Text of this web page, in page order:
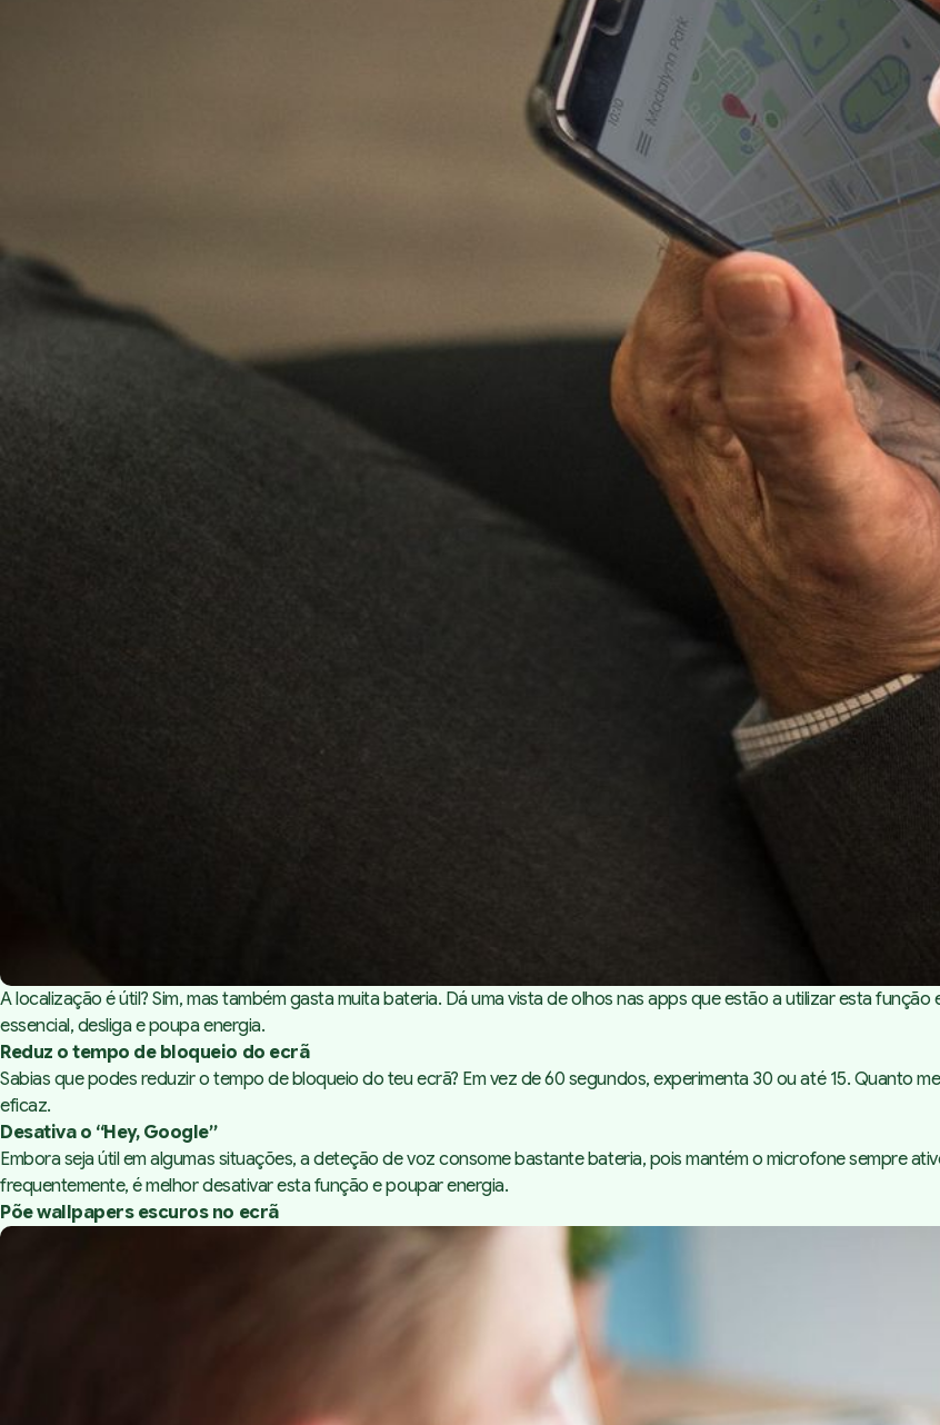
A localização é útil? Sim, mas também gasta muita bateria. Dá uma vista de olhos nas apps que estão a utilizar esta
essencial, desliga e poupa energia.
Reduz o tempo de bloqueio do ecrã
Sabias que podes reduzir o tempo de bloqueio do teu ecrã? Em vez de 60 segundos, experimenta 30 ou até 15. Quanto
eficaz.
Desativa o “Hey, Google”
Embora seja útil em algumas situações, a deteção de voz consome bastante bateria, pois mantém o microfone sempre
frequentemente, é melhor desativar esta função e poupar energia.
Põe wallpapers escuros no ecrã